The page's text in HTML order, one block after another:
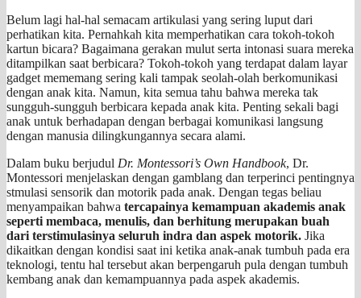
Belum lagi hal-hal semacam artikulasi yang sering luput dari
perhatikan kita. Pernahkah kita memperhatikan cara tokoh-tokoh
kartun bicara? Bagaimana gerakan mulut serta intonasi suara mereka
ditampilkan saat berbicara? Tokoh-tokoh yang terdapat dalam layar
gadget mememang sering kali tampak seolah-olah berkomunikasi
dengan anak kita. Namun, kita semua tahu bahwa mereka tak
sungguh-sungguh berbicara kepada anak kita. Penting sekali bagi
anak untuk berhadapan dengan berbagai komunikasi langsung
dengan manusia dilingkungannya secara alami.
Dalam buku berjudul Dr. Montessori’s Own Handbook, Dr.
Montessori menjelaskan dengan gamblang dan terperinci pentingnya
stmulasi sensorik dan motorik pada anak. Dengan tegas beliau
menyampaikan bahwa tercapainya kemampuan akademis anak
seperti membaca, menulis, dan berhitung merupakan buah
dari terstimulasinya seluruh indra dan aspek motorik. Jika
dikaitkan dengan kondisi saat ini ketika anak-anak tumbuh pada era
teknologi, tentu hal tersebut akan berpengaruh pula dengan tumbuh
kembang anak dan kemampuannya pada aspek akademis.